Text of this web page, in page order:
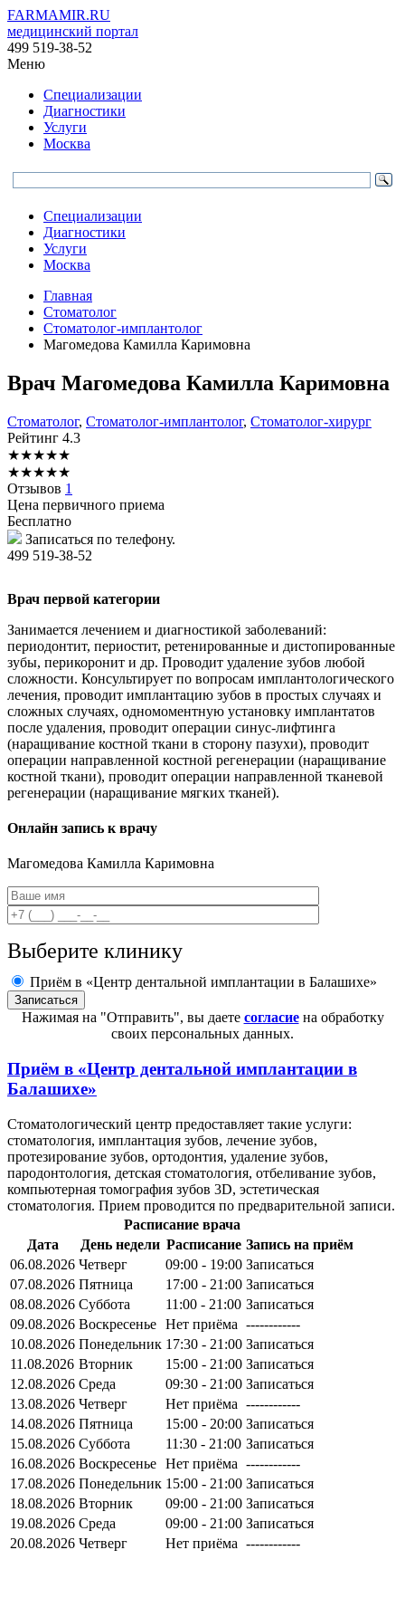
FARMAMIR.RU
медицинский портал
499 519-38-52
Меню
Специализации
Диагностики
Услуги
Москва
Специализации
Диагностики
Услуги
Москва
Главная
Стоматолог
Стоматолог-имплантолог
Магомедова Камилла Каримовна
Врач Магомедова Камилла Каримовна
Стоматолог, Стоматолог-имплантолог, Стоматолог-хирург
Рейтинг 4.3
★★★★★
★★★★★
Отзывов 1
Цена первичного приема
Бесплатно
Записаться по телефону.
499 519-38-52
Врач первой категории
Занимается лечением и диагностикой заболеваний:
периодонтит, периостит, ретенированные и дистопированные
зубы, перикоронит и др. Проводит удаление зубов любой
сложности. Консультирует по вопросам имплантологического
лечения, проводит имплантацию зубов в простых случаях и
сложных случаях, одномоментную установку имплантатов
после удаления, проводит операции синус-лифтинга
(наращивание костной ткани в сторону пазухи), проводит
операции направленной костной регенерации (наращивание
костной ткани), проводит операции направленной тканевой
регенерации (наращивание мягких тканей).
Онлайн запись к врачу
Магомедова Камилла Каримовна
Выберите клинику
Приём в «Центр дентальной имплантации в Балашихе»
Нажимая на "Отправить", вы даете согласиена обработку
своих персональных данных.
Приём в «Центр дентальной имплантации в
Балашихе»
Стоматологический центр предоставляет такие услуги:
стоматология, имплантация зубов, лечение зубов,
протезирование зубов, ортодонтия, удаление зубов,
пародонтология, детская стоматология, отбеливание зубов,
компьютерная томография зубов 3D, эстетическая
стоматология. Прием проводится по предварительной записи.
Расписание врача
Дата
День недели Расписание Запись на приём
06.08.2026 Четверг 09:00 - 19:00 Записаться
07.08.2026 Пятница 17:00 - 21:00 Записаться
08.08.2026 Суббота 11:00 - 21:00 Записаться
09.08.2026 Воскресенье Нет приёма ------------
10.08.2026 Понедельник 17:30 - 21:00 Записаться
11.08.2026 Вторник 15:00 - 21:00 Записаться
12.08.2026 Среда 09:30 - 21:00 Записаться
13.08.2026 Четверг Нет приёма ------------
14.08.2026 Пятница 15:00 - 20:00 Записаться
15.08.2026 Суббота 11:30 - 21:00 Записаться
16.08.2026 Воскресенье Нет приёма ------------
17.08.2026 Понедельник 15:00 - 21:00 Записаться
18.08.2026 Вторник 09:00 - 21:00 Записаться
19.08.2026 Среда 09:00 - 21:00 Записаться
20.08.2026 Четверг Нет приёма ------------